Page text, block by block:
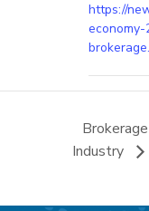
https://
economy-
Industry